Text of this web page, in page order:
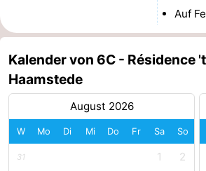
Parken
Reisebuchshop
Medizin
Südholland
Auf
Kalender von 6C - Résidence
Haamstede
August 2026
W Mo Di Mi Do Fr Sa So
31 1 2